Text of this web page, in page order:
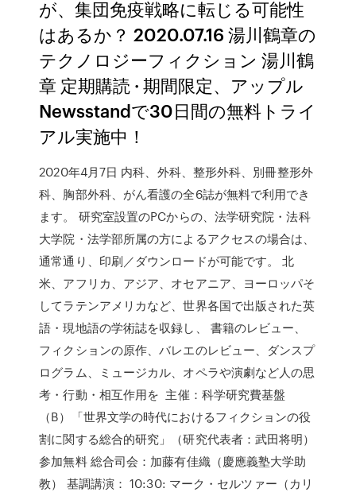
が、集団免疫戦略に転じる可能性
はあるか？ 2020.07.16 湯川鶴章の
テクノロジーフィクション 湯川鶴
章 定期購読 · 期間限定、アップル
Newsstandで30日間の無料トライ
アル実施中！
2020年4月7日 内科、外科、整形外科、別冊整形外
科、胸部外科、がん看護の全6誌が無料で利用でき
ます。 研究室設置のPCからの、法学研究院・法科
大学院・法学部所属の方によるアクセスの場合は、
通常通り、印刷／ダウンロードが可能です。 北
米、アフリカ、アジア、オセアニア、ヨーロッパそ
してラテンアメリカなど、世界各国で出版された英
語・現地語の学術誌を収録し、 書籍のレビュー、
フィクションの原作、バレエのレビュー、ダンスプ
ログラム、ミュージカル、オペラや演劇など人の思
考・行動・相互作用を 主催：科学研究費基盤
（B）「世界文学の時代におけるフィクションの役
割に関する総合的研究」（研究代表者：武田将明）
参加無料 総合司会：加藤有佳織（慶應義塾大学助
教） 基調講演： 10:30: マーク・セルツァー（カリ